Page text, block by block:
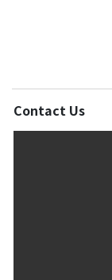
Contact Us